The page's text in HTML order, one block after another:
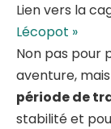
Lien vers la
Lécopot »
Non pas
aventure,
période de
stabilité et